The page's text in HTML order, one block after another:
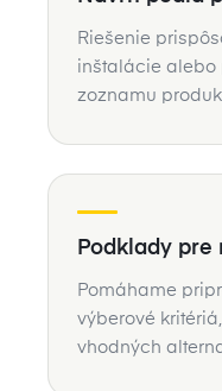
Riešenie
inštalácie
zoznamu
Podklady pre
Pomáhame
výberové
vhodných